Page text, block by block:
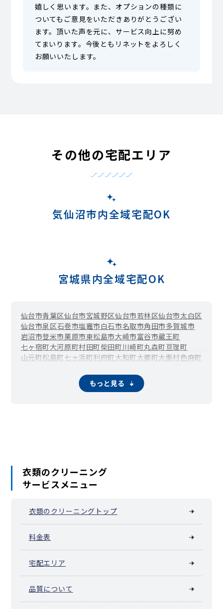
嬉しく思います。また、オプションの種類に
ついてもご意見をいただきありがとうござい
ます。頂いた声を元に、サービス向上に努め
てまいります。今後ともリネットをよろしく
お願いいたします。
その他の宅配エリア
気仙沼市内全域宅配OK
宮城県内全域宅配OK
仙台市青葉区仙台市宮城野区仙台市若林区仙台市太白区
仙台市泉区石巻市塩竈市白石市名取市角田市多賀城市
岩沼市登米市栗原市東松島市大崎市富谷市蔵王町
七ヶ宿町大河原町村田町柴田町川崎町丸森町亘理町
山元町松島町七ヶ浜町利府町大和町大郷町大衡村色麻町
もっと見る
衣類のクリーニング
サービスメニュー
衣類のクリーニングトップ
料金表
宅配エリア
品質について